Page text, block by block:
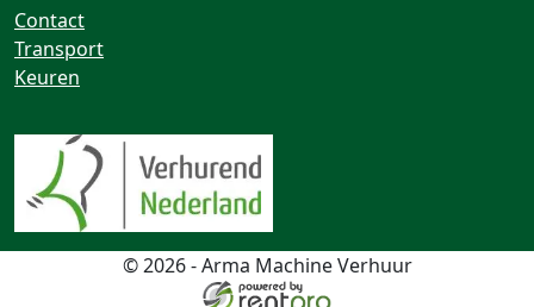
Contact
Transport
Keuren
© 2026 - Arma Machine Verhuur